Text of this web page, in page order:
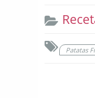
Patatas